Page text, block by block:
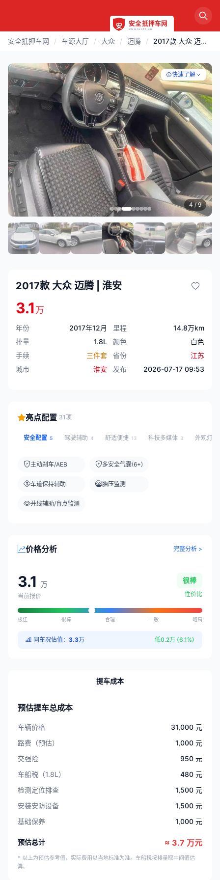
安全抵押车网 / 车源大厅 / 大众 / 迈腾 / 2017款 大众 迈腾 | 淮安
快速了解
4/ 9
2017款 大众 迈腾 | 淮安
3.1万
年份 2017年12月 里程
14.8万km
排量
1.8L 颜色
白色
手续
三件套 省份
江苏
城市
淮安 发布 2026-07-17 09:53
亮点配置 31项
安全配置 5 驾驶辅助 4 舒适便捷 13 科技多媒体 3 外观灯光
主动刹车/AEB
车道保持辅助
并线辅助/盲点监测
多安全气囊(6+)
胎压监测
价格分析 完整分析 >
3.1 万
当前报价
很棒
性价比
极佳 很棒 合理 一般 略高
同车况估值： 3.3万 低0.2万 (6.1%)
提车成本
预估提车总成本
车辆价格
31,000 元
路费（预估）
1,000 元
交强险
950 元
车船税（1.8L）
480 元
检测定位排查
1,500 元
安装安防设备
1,500 元
基础保养
1,000 元
预估总计 ≈ 3.7 万元
* 以上为预估参考值，实际费用以当地标准为准。车船税按排量取中间值估
算。